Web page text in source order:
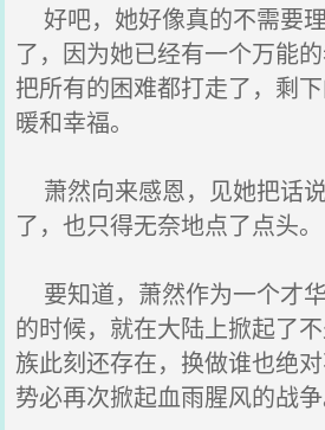
好吧，她好像真的不需要
了，因为她已经有一个万能
把所有的困难都打走了，剩
暖和幸福。
萧然向来感恩，见她把话
了，也只得无奈地点了点头。
要知道，萧然作为一个才
的时候，就在大陆上掀起了
族此刻还存在，换做谁也绝对
势必再次掀起血雨腥风的战争